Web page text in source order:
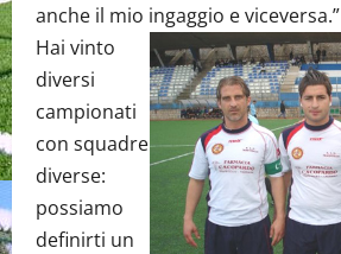
anche il mio ingaggio e viceversa.”
Hai vinto
diversi
campionati
con squadre
diverse:
possiamo
definirti un